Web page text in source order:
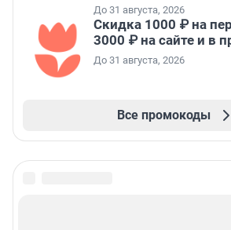
До 31 августа, 2026
Скидка 1000 ₽ на
3000 ₽ на сайте и в
До 31 августа, 2026
Все промокоды